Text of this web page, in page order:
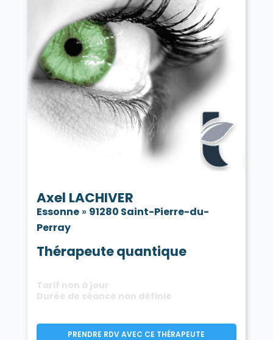
Axel LACHIVER
Essonne» 91280 Saint-Pierre-du-
Perray
Thérapeute quantique
Tarif non à jour
Durée de séance non définie
PRENDRE RDV AVEC CE THÉRAPEUTE